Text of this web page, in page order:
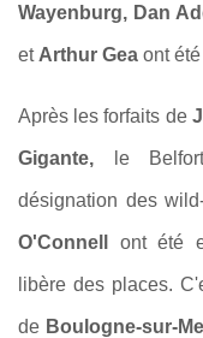
Wayenburg, Dan
et Arthur Gea ont
Après les forfaits de
Gigante, le
désignation des
O'Connell ont été
libère des places.
de Boulogne-sur-